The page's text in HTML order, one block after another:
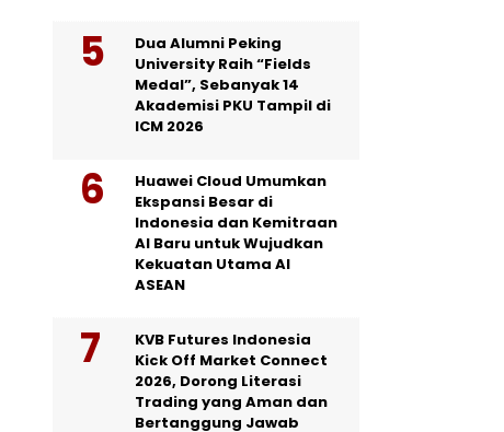
Dua Alumni Peking
University Raih “Fields
Medal”, Sebanyak 14
Akademisi PKU Tampil di
ICM 2026
Huawei Cloud Umumkan
Ekspansi Besar di
Indonesia dan Kemitraan
AI Baru untuk Wujudkan
Kekuatan Utama AI
ASEAN
KVB Futures Indonesia
Kick Off Market Connect
2026, Dorong Literasi
Trading yang Aman dan
Bertanggung Jawab